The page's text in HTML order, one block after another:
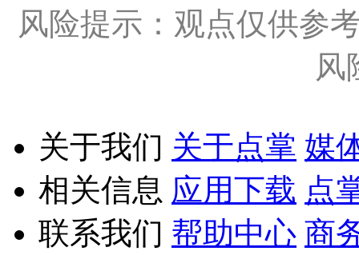
风险提示：观点仅供参
风
关于我们 关于点掌 媒
相关信息 应用下载 点
联系我们 帮助中心 商